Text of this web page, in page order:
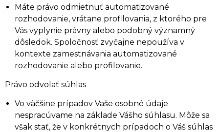
Máte právo odmietnuť automatizované
rozhodovanie, vrátane profilovania, z ktorého pre
Vás vyplynie právny alebo podobný významný
dôsledok. Spoločnosť zvyčajne nepoužíva v
kontexte zamestnávania automatizované
rozhodovanie alebo profilovanie.
Právo odvolať súhlas
Vo väčšine prípadov Vaše osobné údaje
nespracúvame na základe Vášho súhlasu. Môže sa
však stať, že v konkrétnych prípadoch o Váš súhlas